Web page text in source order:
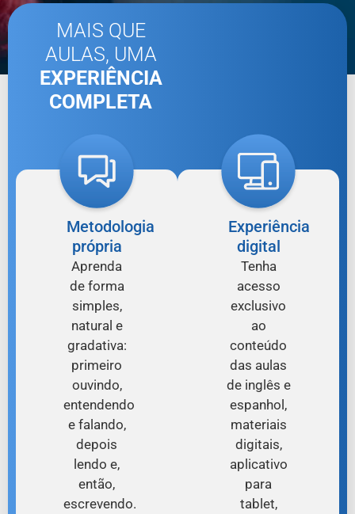
MAIS QUE
AULAS, UMA
EXPERIÊNCIA
COMPLETA
Metodologia
própria
Aprenda
de forma
simples,
natural e
gradativa:
primeiro
ouvindo,
entendendo
e falando,
depois
lendo e,
então,
escrevendo.
Experiência
digital
Tenha
acesso
exclusivo
ao
conteúdo
das aulas
de inglês e
espanhol,
materiais
digitais,
aplicativo
para
tablet,